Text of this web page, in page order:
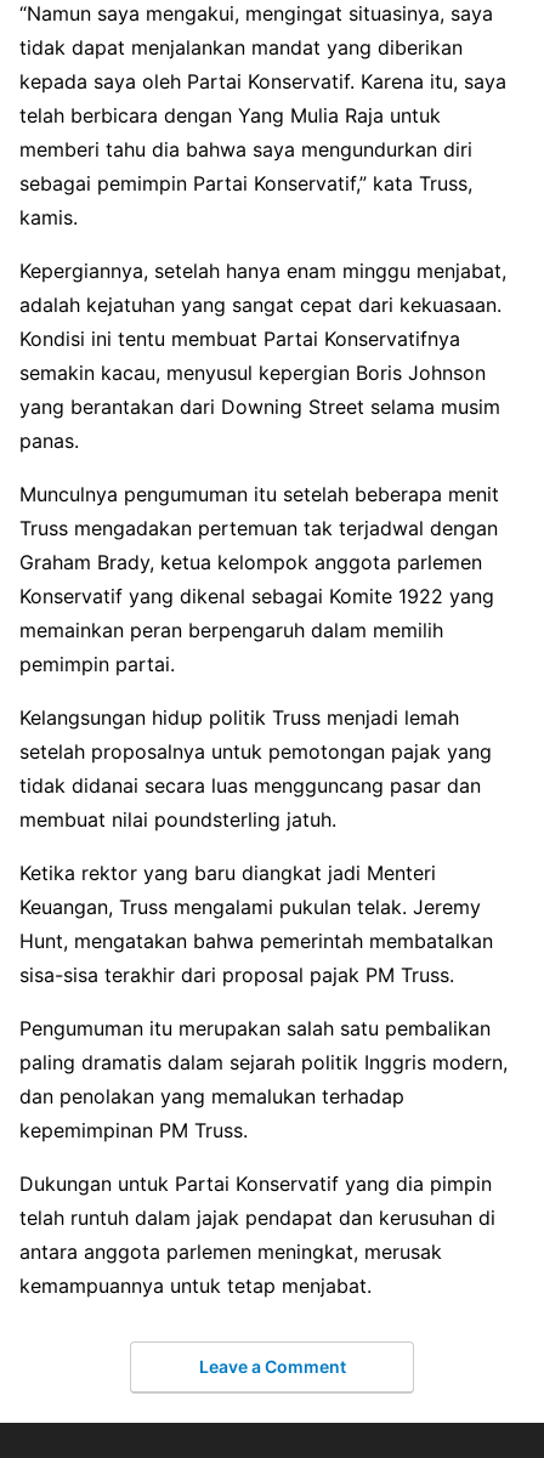
“Namun saya mengakui, mengingat situasinya, saya
tidak dapat menjalankan mandat yang diberikan
kepada saya oleh Partai Konservatif. Karena itu, saya
telah berbicara dengan Yang Mulia Raja untuk
memberi tahu dia bahwa saya mengundurkan diri
sebagai pemimpin Partai Konservatif,” kata Truss,
kamis.
Kepergiannya, setelah hanya enam minggu menjabat,
adalah kejatuhan yang sangat cepat dari kekuasaan.
Kondisi ini tentu membuat Partai Konservatifnya
semakin kacau, menyusul kepergian Boris Johnson
yang berantakan dari Downing Street selama musim
panas.
Munculnya pengumuman itu setelah beberapa menit
Truss mengadakan pertemuan tak terjadwal dengan
Graham Brady, ketua kelompok anggota parlemen
Konservatif yang dikenal sebagai Komite 1922 yang
memainkan peran berpengaruh dalam memilih
pemimpin partai.
Kelangsungan hidup politik Truss menjadi lemah
setelah proposalnya untuk pemotongan pajak yang
tidak didanai secara luas mengguncang pasar dan
membuat nilai poundsterling jatuh.
Ketika rektor yang baru diangkat jadi Menteri
Keuangan, Truss mengalami pukulan telak. Jeremy
Hunt, mengatakan bahwa pemerintah membatalkan
sisa-sisa terakhir dari proposal pajak PM Truss.
Pengumuman itu merupakan salah satu pembalikan
paling dramatis dalam sejarah politik Inggris modern,
dan penolakan yang memalukan terhadap
kepemimpinan PM Truss.
Dukungan untuk Partai Konservatif yang dia pimpin
telah runtuh dalam jajak pendapat dan kerusuhan di
antara anggota parlemen meningkat, merusak
kemampuannya untuk tetap menjabat.
Leave a Comment